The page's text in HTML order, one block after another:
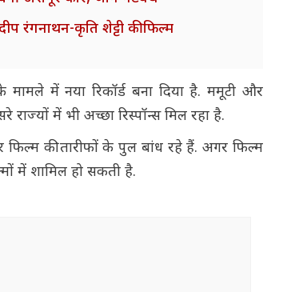
रंगनाथन-कृति शेट्टी की फिल्म
में नया रिकॉर्ड बना दिया है. ममूटी और
में भी अच्छा रिस्पॉन्स मिल रहा है.
की तारीफों के पुल बांध रहे हैं. अगर फिल्म
में शामिल हो सकती है.